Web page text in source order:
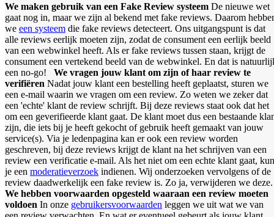
We maken gebruik van een Fake Review systeem De nieuwe wet
gaat nog in, maar we zijn al bekend met fake reviews. Daarom
we een systeem die fake reviews detecteert. Ons uitgangspunt is dat
alle reviews eerlijk moeten zijn, zodat de consument een eerlijk beeld
van een webwinkel heeft. Als er fake reviews tussen staan, krijgt de
consument een vertekend beeld van de webwinkel. En dat is
een no-go! We vragen jouw klant om zijn of haar review te
verifiëren Nadat jouw klant een bestelling heeft geplaatst, sturen we
een e-mail waarin we vragen om een review. Zo weten we zeker dat
een 'echte' klant de review schrijft. Bij deze reviews staat ook dat het
om een geverifieerde klant gaat. De klant moet dus een bestaande
zijn, die iets bij je heeft gekocht of gebruik heeft gemaakt van jouw
service(s). Via je ledenpagina kan er ook een review worden
geschreven, bij deze reviews krijgt de klant na het schrijven van een
review een verificatie e-mail. Als het niet om een echte klant gaat, kun
je een moderatieverzoek indienen. Wij onderzoeken vervolgens of de
review daadwerkelijk een fake review is. Zo ja, verwijderen we
We hebben voorwaarden opgesteld waaraan een review moeten
voldoen In onze gebruikersvoorwaarden leggen we uit wat we van